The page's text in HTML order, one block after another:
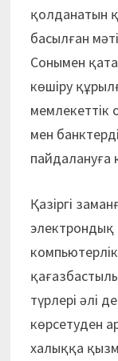
қолданатын
басылған
Сонымен
көшіру
мемлекеттік
мен
пайдалануға
Қазіргі
электрондық
түрлері әлі
көрсетуден
халыққа